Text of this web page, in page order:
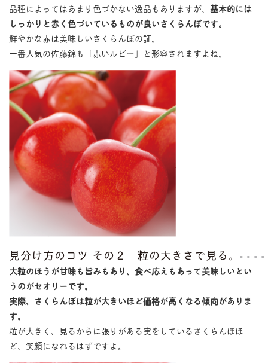
品種によってはあまり色づかない逸品もありますが、 基本的には
しっかりと赤く色づいているものが良いさくらんぼです。
鮮やかな赤は美味しいさくらんぼの証。
一番人気の佐藤錦も「赤いルビー」と形容されますよね。
見分け方のコツ その２ 粒の大きさで見る。
大粒のほうが甘味も旨みもあり、食べ応えもあって美味しいとい
うのがセオリーです。
実際、さくらんぼは粒が大きいほど価格が高くなる傾向がありま
す。
粒が大きく、見るからに張りがある実をしているさくらんぼほ
ど、笑顔になれるはずですよ。